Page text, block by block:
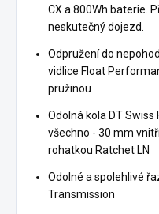
CX a 800Wh baterie.
neskutečný dojezd.
Odpružení do
vidlice Float
pružinou
Odolná kola DT Swiss
všechno - 30 mm
rohatkou Ratchet LN
Odolné a spolehlivé
Transmission